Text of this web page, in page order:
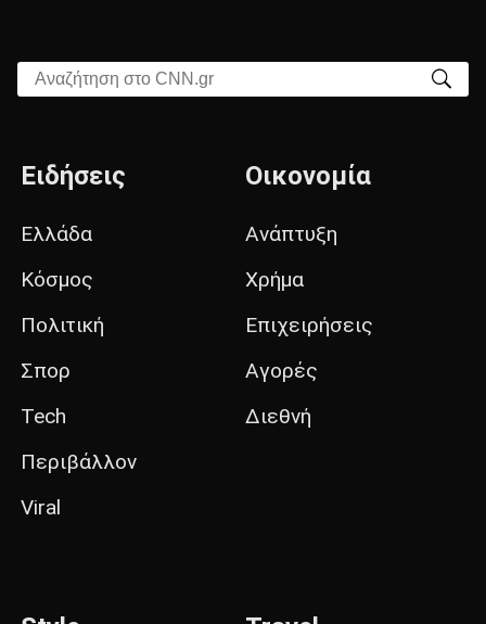
Αναζήτηση στο CNN.gr
Ειδήσεις
Ελλάδα
Κόσμος
Πολιτική
Σπορ
Tech
Περιβάλλον
Viral
Οικονομία
Ανάπτυξη
Χρήμα
Επιχειρήσεις
Αγορές
Διεθνή